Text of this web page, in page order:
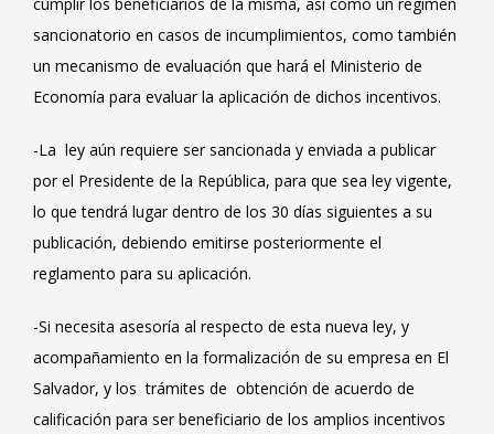
cumplir los beneficiarios de la misma, así como un régimen
sancionatorio en casos de incumplimientos, como también
un mecanismo de evaluación que hará el Ministerio de
Economía para evaluar la aplicación de dichos incentivos.
-La ley aún requiere ser sancionada y enviada a publicar
por el Presidente de la República, para que sea ley vigente,
lo que tendrá lugar dentro de los 30 días siguientes a su
publicación, debiendo emitirse posteriormente el
reglamento para su aplicación.
-Si necesita asesoría al respecto de esta nueva ley, y
acompañamiento en la formalización de su empresa en El
Salvador, y los trámites de obtención de acuerdo de
calificación para ser beneficiario de los amplios incentivos